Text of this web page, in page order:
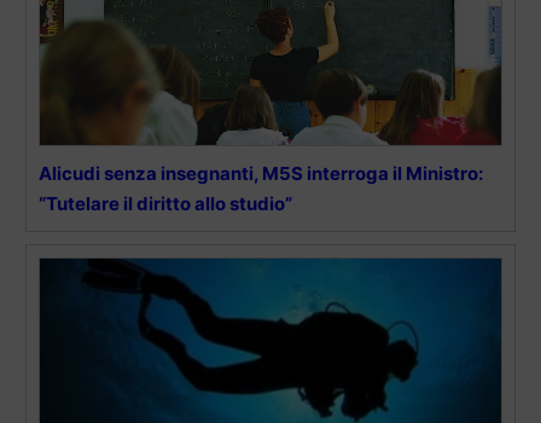
Alicudi senza insegnanti, M5S interroga il Ministro:
“Tutelare il diritto allo studio”